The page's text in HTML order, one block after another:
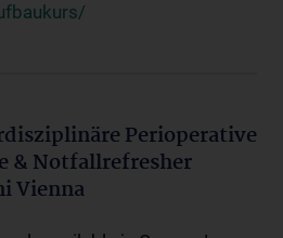
Perioperative
& Notfallrefresher
Vienna